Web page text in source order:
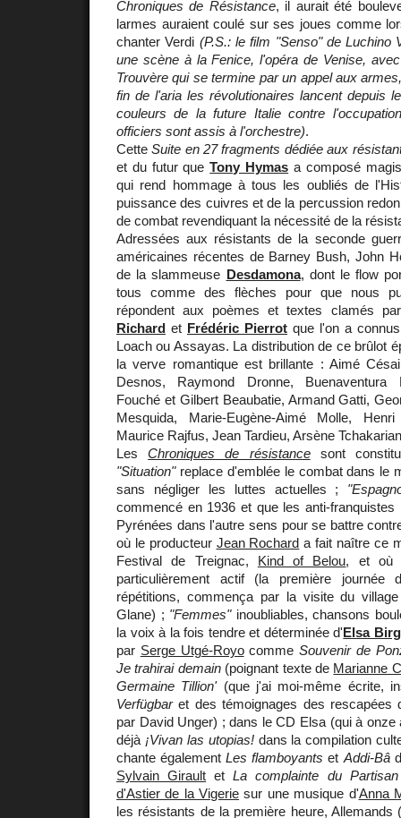
Chroniques de Résistance, il aurait été
larmes auraient coulé sur ses joues comme
chanter Verdi (P.S.: le film "Senso" de Luchino
une scène à la Fenice, l'opéra de Venise,
Trouvère qui se termine par un appel aux armes,
fin de l'aria les révolutionaires lancent depuis
couleurs de la future Italie contre
officiers sont assis à l'orchestre).
CetteSuite en 27 fragments dédiée aux
et du futur queTony Hymas a composé
qui rend hommage à tous les oubliés de
puissance des cuivres et de la percussion
de combat revendiquant la nécessité de la
Adressées aux résistants de la seconde
américaines récentes de Barney Bush, John
de la slammeuse Desdamona, dont le flow
tous comme des flèches pour que nous
répondent aux poèmes et textes clamés
Richard et Frédéric Pierrot que l'on a
Loach ou Assayas. La distribution de ce brûlot
la verve romantique est brillante : Aimé
Desnos, Raymond Dronne, Buenaventura
Fouché et Gilbert Beaubatie, Armand Gatti,
Mesquida, Marie-Eugène-Aimé Molle,
Maurice Rajfus, Jean Tardieu, Arsène
LesChroniques de résistancesont
"Situation"replace d'emblée le combat dans le
sans négliger les luttes actuelles ;
commencé en 1936 et que les anti-
Pyrénées dans l'autre sens pour se battre
où le producteur Jean Rochard a fait naître ce
Festival de Treignac, Kind of Belou, et où
particulièrement actif (la première journée
répétitions, commença par la visite du
Glane) ; "Femmes"inoubliables, chansons
la voix à la fois tendre et déterminée d'Elsa
par Serge Utgé-RoyocommeSouvenir de
Je trahirai demain(poignant texte de Marianne
Germaine Tillion'(que j'ai moi-même écrite,
Verfügbaret des témoignages des rescapées
par David Unger) ; dans le CD Elsa (qui à onze
déjà ¡Vivan las utopias!dans la compilation
chante égalementLes flamboyants et Addi-Bâ
Sylvain Girault etLa complainte du Partisan
d'Astier de la Vigerie sur une musique d'Anna
les résistants de la première heure, Allemands